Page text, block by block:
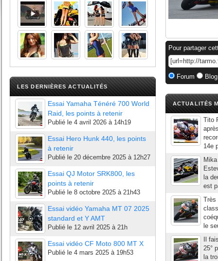
LES DERNIÈRES ACTUALITÉS
Essai Yamaha Ténéré 700 World
Raid, les points à retenir
Publié le 4 avril 2026 à 14h19
Essai Hero Hunk 440, les points
à retenir
Publié le 20 décembre 2025 à 12h27
Essai QJ Motor SRK800, les
points à retenir
Publié le 8 octobre 2025 à 21h43
Essai vidéo Yamaha MT 07 2025
standard et Y AMT
Publié le 12 avril 2025 à 21h
Essai vidéo CF Moto 800 MT X
Publié le 4 mars 2025 à 19h53
Pour partager
Forum
ACTUALITÉS
Tito
14e
la
est
Très
le
Il
25°
la